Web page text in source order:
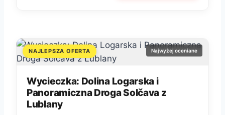
NAJLEPSZA OFERTA Najwyżej oceniane
Wycieczka: Dolina Logarska i
Panoramiczna Droga Solčava z
Lublany